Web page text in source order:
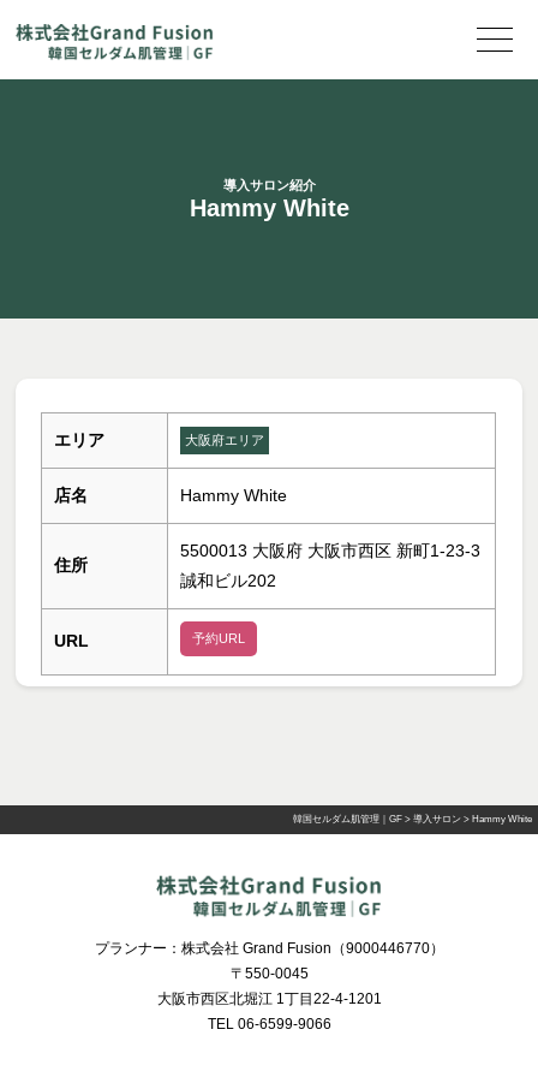
導入サロン紹介
Hammy White
エリア 大阪府エリア
店名 Hammy White
住所
5500013 大阪府 大阪市西区 新町1-23-3
誠和ビル202
URL 予約URL
韓国セルダム肌管理｜GF > 導入サロン > Hammy White
プランナー：株式会社 Grand Fusion（9000446770）
〒550-0045
大阪市西区北堀江 1丁目22-4-1201
TEL 06-6599-9066